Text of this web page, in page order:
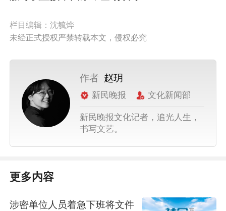
栏目编辑：沈毓烨
未经正式授权严禁转载本文，侵权必究
作者 赵玥
新民晚报 文化新闻部
新民晚报文化记者，追光人生，
书写文艺。
更多内容
涉密单位人员着急下班将文件